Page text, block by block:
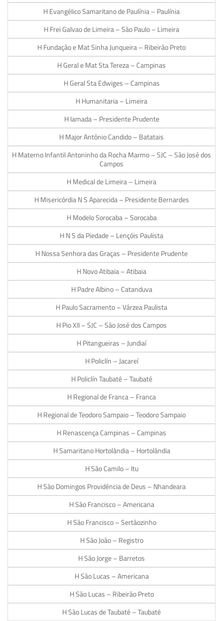
H Evangélico Samaritano de Paulínia – Paulínia
H Frei Galvao de Limeira – São Paulo – Limeira
H Fundação e Mat Sinha Junqueira – Ribeirão Preto
H Geral e Mat Sta Tereza – Campinas
H Geral Sta Edwiges – Campinas
H Humanitaria – Limeira
H Iamada – Presidente Prudente
H Major Antônio Candido – Batatais
H Materno Infantil Antoninho da Rocha Marmo – SJC – São José dos
Campos
H Medical de Limeira – Limeira
H Misericórdia N S Aparecida – Presidente Bernardes
H Modelo Sorocaba – Sorocaba
H N S da Piedade – Lençóis Paulista
H Nossa Senhora das Graças – Presidente Prudente
H Novo Atibaia – Atibaia
H Padre Albino – Catanduva
H Paulo Sacramento – Várzea Paulista
H Pio XII – SJC – São José dos Campos
H Pitangueiras – Jundiaí
H Policlín – Jacareí
H Policlín Taubaté – Taubaté
H Regional de Franca – Franca
H Regional de Teodoro Sampaio – Teodoro Sampaio
H Renascença Campinas – Campinas
H Samaritano Hortolândia – Hortolândia
H São Camilo – Itu
H São Domingos Providência de Deus – Nhandeara
H São Francisco – Americana
H São Francisco – Sertãozinho
H São João – Registro
H São Jorge – Barretos
H São Lucas – Americana
H São Lucas – Ribeirão Preto
H São Lucas de Taubaté – Taubaté